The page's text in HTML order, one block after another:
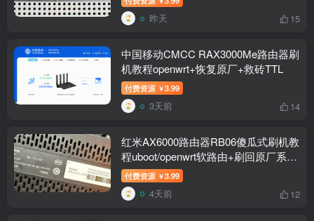
昨天 15
中国移动CMCC RAX3000Me路由器刷
机教程openwrt+恢复原厂+救砖TTL
付费资源 ￥3.99
3天前 14
红米AX6000路由器RB06傻瓜式刷机教
程uboot/openwrt软路由+刷回原厂系统
教程
付费资源 ￥3.99
4天前 12